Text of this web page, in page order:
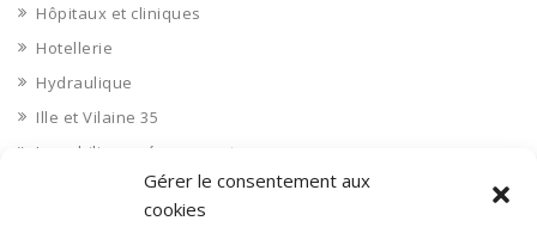
Gérer le consentement aux
cookies
Hôpitaux et cliniques
Hotellerie
Hydraulique
Ille et Vilaine 35
Immobilier aménagement
Immobilier aménageurs
Immobilier commerces